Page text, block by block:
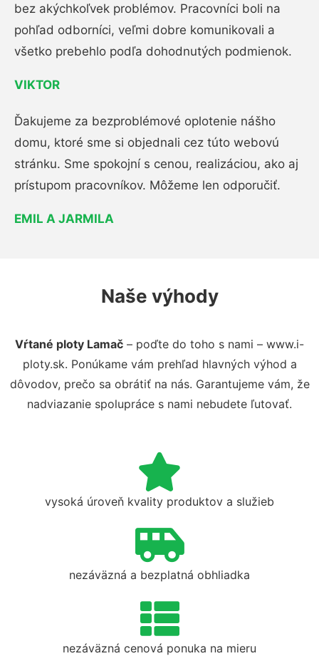
bez akýchkoľvek problémov. Pracovníci boli na
pohľad odborníci, veľmi dobre komunikovali a
všetko prebehlo podľa dohodnutých podmienok.
VIKTOR
Ďakujeme za bezproblémové oplotenie nášho
domu, ktoré sme si objednali cez túto webovú
stránku. Sme spokojní s cenou, realizáciou, ako aj
prístupom pracovníkov. Môžeme len odporučiť.
EMIL A JARMILA
Naše výhody
Vŕtané ploty Lamač – poďte do toho s nami – www.i-
ploty.sk. Ponúkame vám prehľad hlavných výhod a
dôvodov, prečo sa obrátiť na nás. Garantujeme vám, že
nadviazanie spolupráce s nami nebudete ľutovať.
vysoká úroveň kvality produktov a služieb
nezáväzná a bezplatná obhliadka
nezáväzná cenová ponuka na mieru